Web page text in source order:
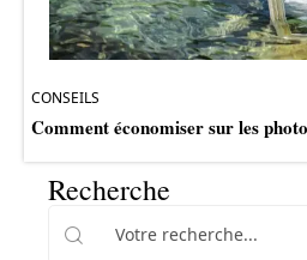
CONSEILS
Comment économiser sur les
Recherche